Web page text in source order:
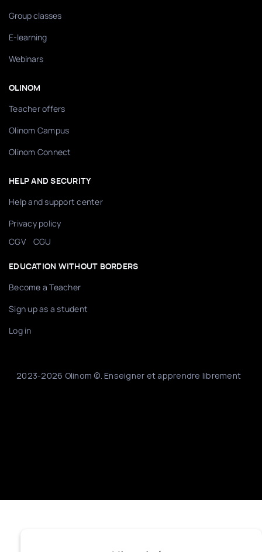
Group classes
E-learning
Webinars
OLINOM
Teacher offers
Olinom Campus
Olinom Connect
HELP AND SECURITY
Help and support center
Privacy policy
CGV/ CGU
EDUCATION WITHOUT BORDERS
Become a Teacher
Sign up as a student
Log in
2023-2026 Olinom ©. Enseigner et apprendre librement